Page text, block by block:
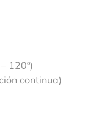
120º)
continua)